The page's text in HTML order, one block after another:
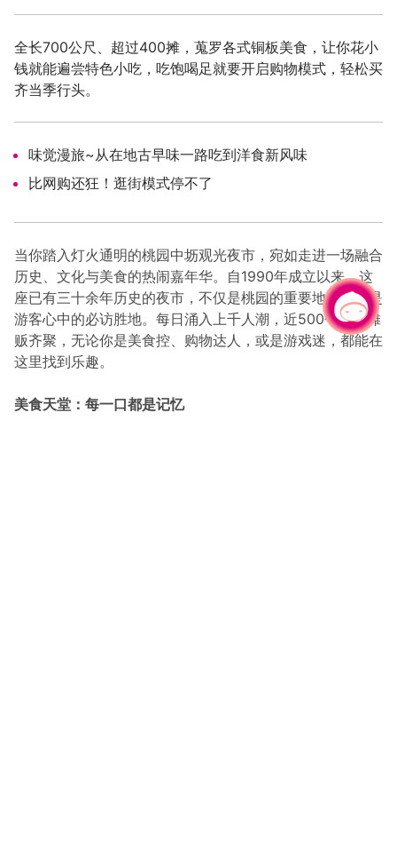
全长700公尺、超过400摊，蒐罗各式铜板美食，让你花小
钱就能遍尝特色小吃，吃饱喝足就要开启购物模式，轻松买
齐当季行头。
味觉漫旅~从在地古早味一路吃到洋食新风味
比网购还狂！逛街模式停不了
当你踏入灯火通明的桃园中坜观光夜市，宛如走进一场融合
历史、文化与美食的热闹嘉年华。自1990年成立以来，这
座已有三十余年历史的夜市，不仅是桃园的重要地标，更是
游客心中的必访胜地。每日涌入上千人潮，近500个合法摊
贩齐聚，无论你是美食控、购物达人，或是游戏迷，都能在
这里找到乐趣。
美食天堂：每一口都是记忆
有事问小桃，一起游桃园